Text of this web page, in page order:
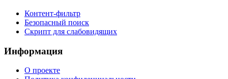
Контент-фильтр
Безопасный поиск
Скрипт для слабовидящих
Информация
О проекте